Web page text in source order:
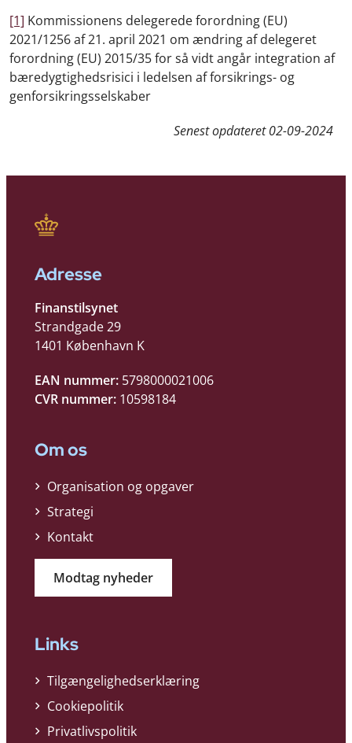
[1] Kommissionens delegerede forordning (EU)
2021/1256 af 21. april 2021 om ændring af delegeret
forordning (EU) 2015/35 for så vidt angår integration af
bæredygtighedsrisici i ledelsen af forsikrings- og
genforsikringsselskaber
Senest opdateret02-09-2024
Adresse
Finanstilsynet
Strandgade 29
1401 København K
EAN nummer: 5798000021006
CVR nummer: 10598184
Om os
Organisation og opgaver
Strategi
Kontakt
Modtag nyheder
Links
Tilgængelighedserklæring
Cookiepolitik
Privatlivspolitik